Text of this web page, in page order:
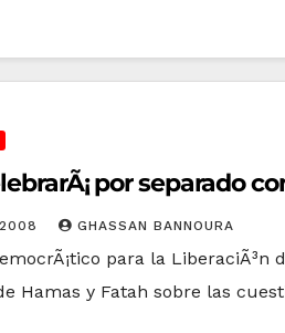
por separado
GHASSAN BANNOURA
para la
Hamas y Fatah sobre las